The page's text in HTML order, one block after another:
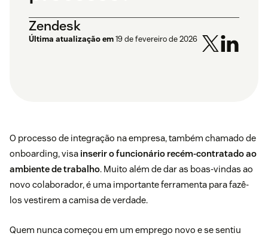
Zendesk
Última atualização em19 de fevereiro de 2026
O processo de integração na empresa, também chamado de
onboarding, visa inserir o funcionário recém-contratado ao
ambiente de trabalho. Muito além de dar as boas-vindas ao
novo colaborador, é uma importante ferramenta para fazê-
los vestirem a camisa de verdade.
Quem nunca começou em um emprego novo e se sentiu